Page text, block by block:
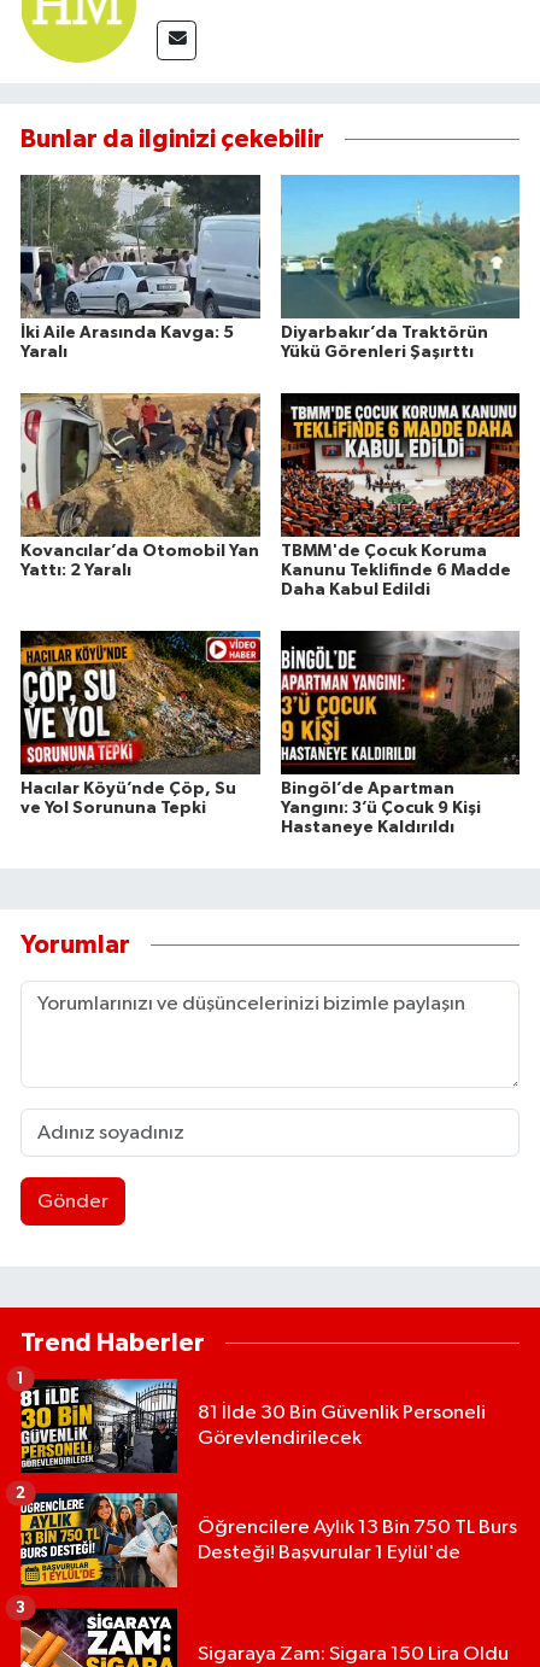
Bunlar da ilginizi çekebilir
İki Aile Arasında Kavga: 5
Yaralı
Diyarbakır’da Traktörün
Yükü Görenleri Şaşırttı
Kovancılar’da Otomobil Yan
Yattı: 2 Yaralı
TBMM'de Çocuk Koruma
Kanunu Teklifinde 6 Madde
Daha Kabul Edildi
Hacılar Köyü’nde Çöp, Su
ve Yol Sorununa Tepki
Bingöl’de Apartman
Yangını: 3’ü Çocuk 9 Kişi
Hastaneye Kaldırıldı
Yorumlar
Gönder
Trend Haberler
81 İlde 30 Bin Güvenlik Personeli
Görevlendirilecek
1
Öğrencilere Aylık 13 Bin 750 TL Burs
Desteği! Başvurular 1 Eylül'de
2
Sigaraya Zam: Sigara 150 Lira Oldu
3